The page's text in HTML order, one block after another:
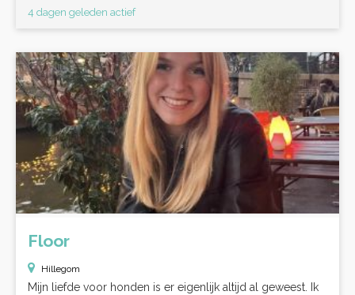
4 dagen geleden actief
Floor
Hillegom
Mijn liefde voor honden is er eigenlijk altijd al geweest. Ik